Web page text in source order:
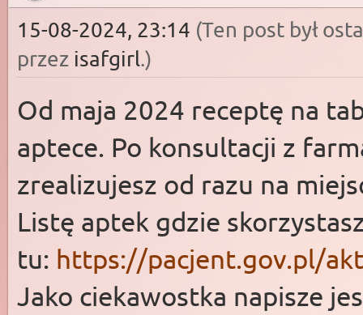
15-08-2024, 23:14 (Ten post był
przez isafgirl.)
Od maja 2024 receptę na
aptece. Po konsultacji z
zrealizujesz od razu na
Listę aptek gdzie
tu: https://pacjent.gov.pl/
Jako ciekawostka napisze